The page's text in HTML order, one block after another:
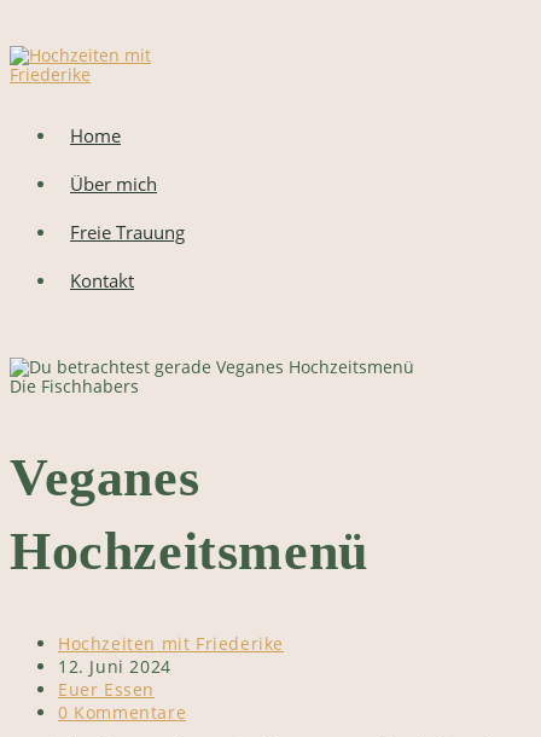
springen
Home
Über mich
Freie Trauung
Kontakt
Die Fischhabers
Veganes
Hochzeitsmenü
Beitrags-
Autor:
Hochzeiten mit Friederike
Beitrag
veröffentlicht:
12. Juni 2024
Beitrags-
Kategorie:
Euer Essen
Beitrags-
0 Kommentare